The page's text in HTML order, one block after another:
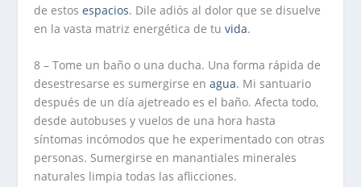
de estosespacios. Dile adiós al dolor que se disuelve
en la vasta matriz energética de tuvida.
8 – Tome un baño o una ducha. Una forma rápida de
desestresarse es sumergirse enagua. Mi santuario
después de un día ajetreado es el baño. Afecta todo,
desde autobuses y vuelos de una hora hasta
síntomas incómodos que he experimentado con otras
personas. Sumergirse en manantiales minerales
naturales limpia todas las aflicciones.